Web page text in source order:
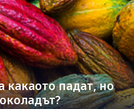
какаото падат, но